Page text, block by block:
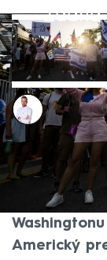
Žádná
Filip Kalčák
9. kvě 2024,
Spojené
ohrožují
ostrými
Americký